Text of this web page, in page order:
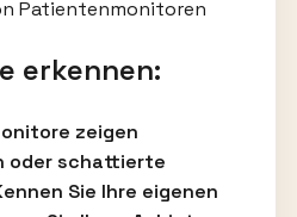
Patientenmonitoren
erkennen:
zeigen
oder schattierte
Sie Ihre eigenen